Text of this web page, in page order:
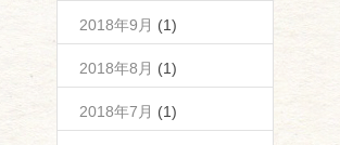
2018年9月 (1)
2018年8月 (1)
2018年7月 (1)